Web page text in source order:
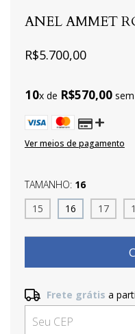
ANEL AMMET
R$5.700,00
10x de R$570,00
Ver meios de pagamento
TAMANHO: 16
15
16 17
Frete grátis
Frete grátis a